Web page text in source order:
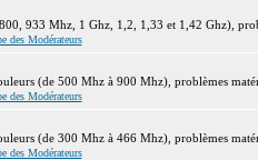
933 Mhz, 1 Ghz, 1,2, 1,33 et 1,42 Ghz),
des Modérateurs
(de 500 Mhz à 900 Mhz), problèmes
des Modérateurs
(de 300 Mhz à 466 Mhz), problèmes
des Modérateurs